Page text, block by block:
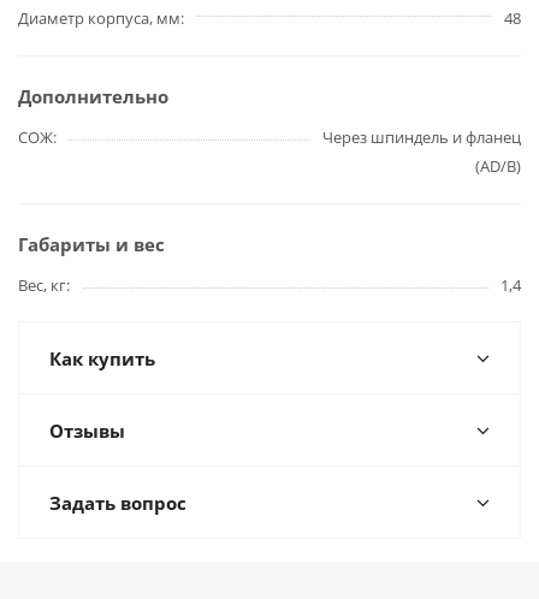
Диаметр корпуса, мм
48
Дополнительно
СОЖ
Через шпиндель и фланец
(AD/B)
Габариты и вес
Вес, кг 1,4
Как купить
Отзывы
Задать вопрос